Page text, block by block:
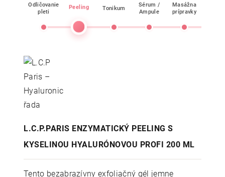
Odličovanie
pleti
Peeling Tonikum
Sérum /
Ampule
Masážna
prípravky
L.C.P.PARIS ENZYMATICKÝ PEELING S
KYSELINOU HYALURÓNOVOU PROFI 200 ML
Tento bezabrazívny exfoliačný gél jemne